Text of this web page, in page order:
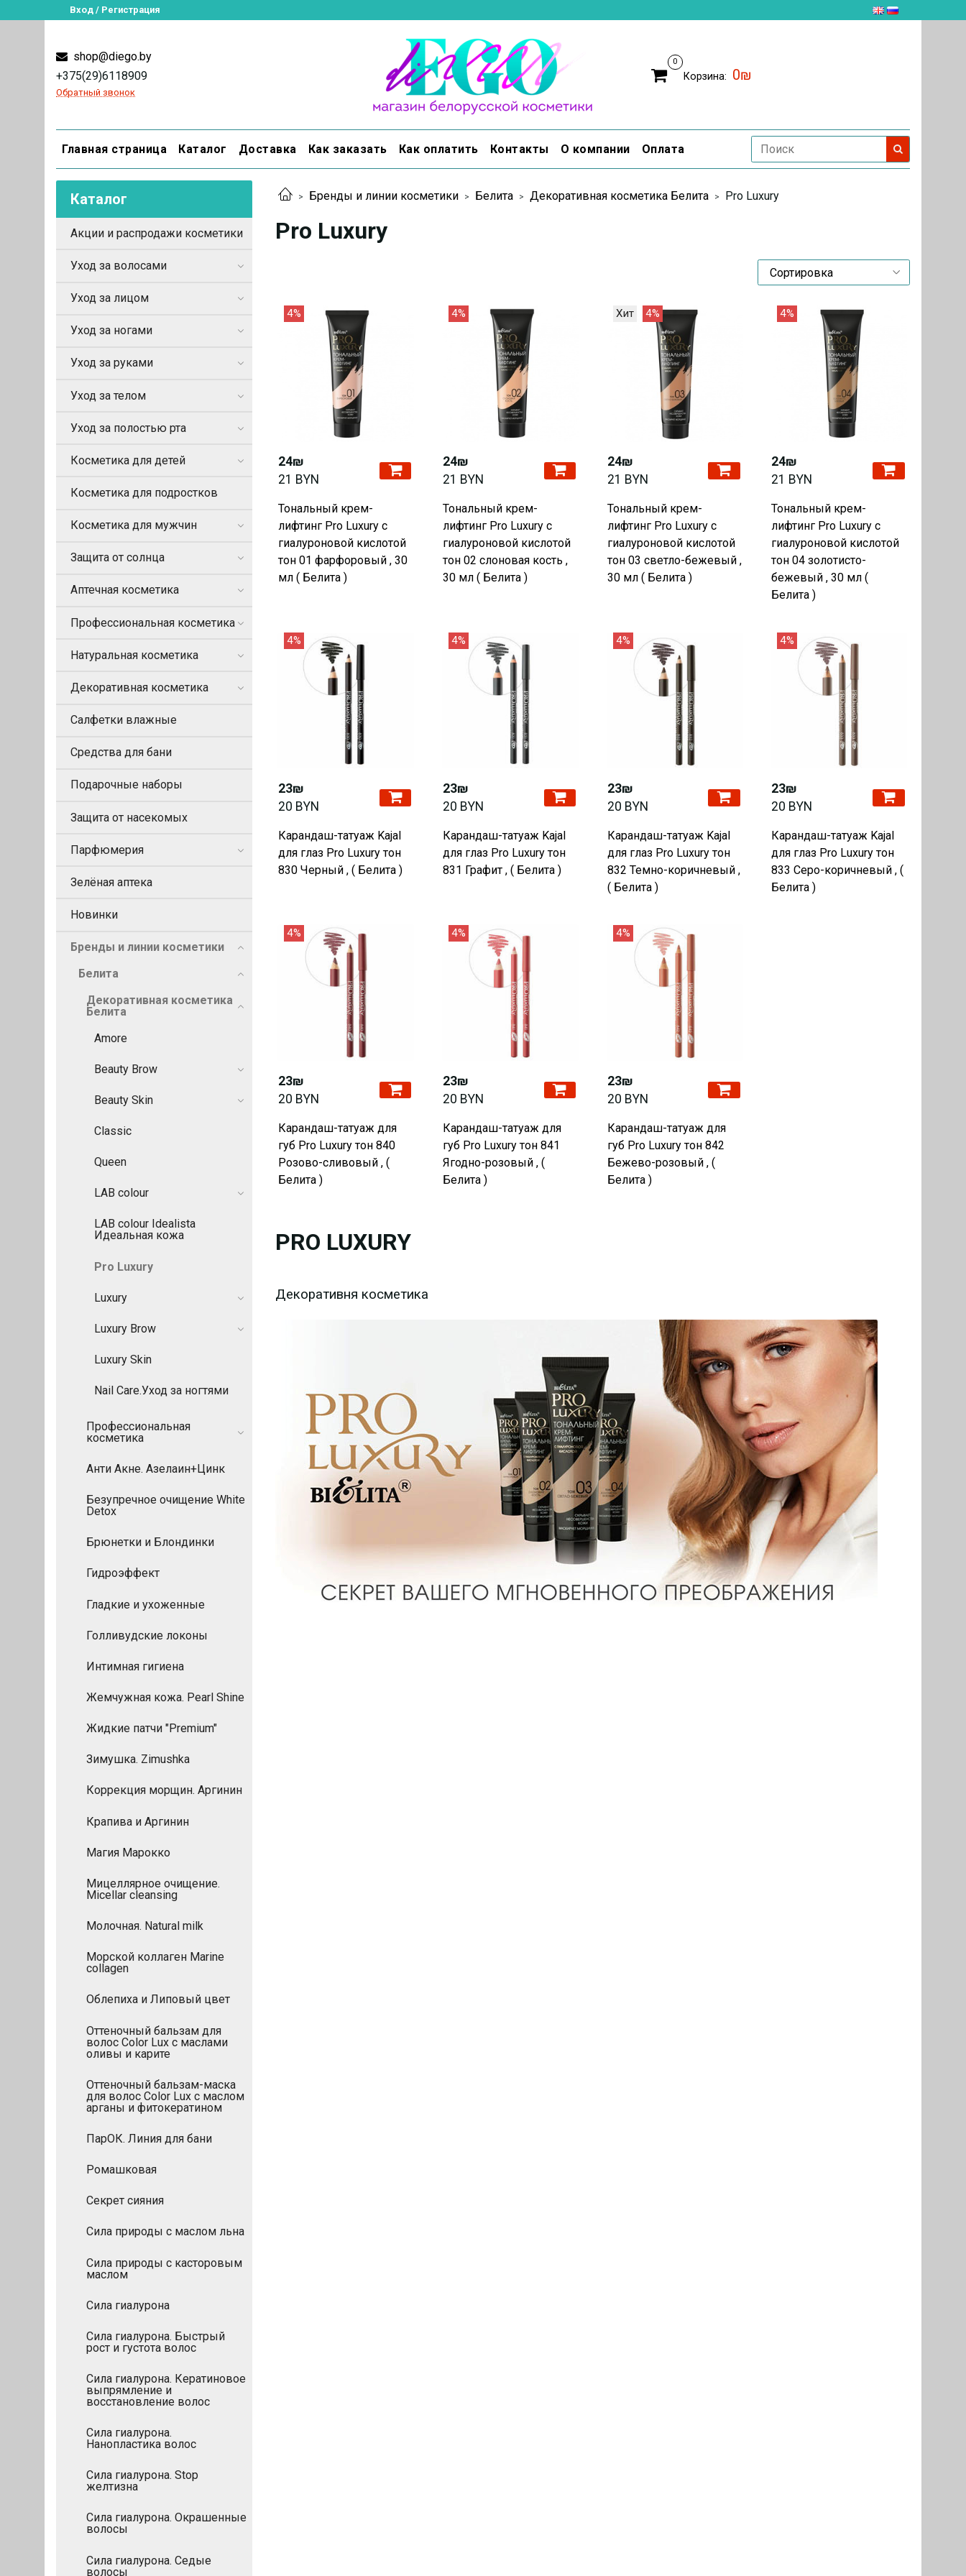
Вход / Регистрация
shop@diego.by
+375(29)6118909
Обратный звонок
0
Корзина: 0₪
Главная страница Каталог Доставка Как заказать Как оплатить Контакты О компании Оплата
Бренды и линии косметики Белита Декоративная косметика Белита Pro Luxury
Pro Luxury
4%
24₪
21 BYN
Тональный крем-
лифтинг Pro Luxury с
гиалуроновой кислотой
тон 01 фарфоровый , 30
мл ( Белита )
4%
24₪
21 BYN
Тональный крем-
лифтинг Pro Luxury с
гиалуроновой кислотой
тон 02 слоновая кость ,
30 мл ( Белита )
Хит 4%
24₪
21 BYN
Тональный крем-
лифтинг Pro Luxury с
гиалуроновой кислотой
тон 03 светло-бежевый ,
30 мл ( Белита )
4%
24₪
21 BYN
Тональный крем-
лифтинг Pro Luxury с
гиалуроновой кислотой
тон 04 золотисто-
бежевый , 30 мл (
Белита )
4%
23₪
20 BYN
Карандаш-татуаж Kajal
для глаз Pro Luxury тон
830 Черный , ( Белита )
4%
23₪
20 BYN
Карандаш-татуаж Kajal
для глаз Pro Luxury тон
831 Графит , ( Белита )
4%
23₪
20 BYN
Карандаш-татуаж Kajal
для глаз Pro Luxury тон
832 Темно-коричневый ,
( Белита )
4%
23₪
20 BYN
Карандаш-татуаж Kajal
для глаз Pro Luxury тон
833 Серо-коричневый , (
Белита )
4%
23₪
20 BYN
Карандаш-татуаж для
губ Pro Luxury тон 840
Розово-сливовый , (
Белита )
4%
23₪
20 BYN
Карандаш-татуаж для
губ Pro Luxury тон 841
Ягодно-розовый , (
Белита )
4%
23₪
20 BYN
Карандаш-татуаж для
губ Pro Luxury тон 842
Бежево-розовый , (
Белита )
PRO LUXURY
Декоративня косметика
Каталог
Акции и распродажи косметики
Уход за волосами
Уход за лицом
Уход за ногами
Уход за руками
Уход за телом
Уход за полостью рта
Косметика для детей
Косметика для подростков
Косметика для мужчин
Защита от солнца
Аптечная косметика
Профессиональная косметика
Натуральная косметика
Декоративная косметика
Салфетки влажные
Средства для бани
Подарочные наборы
Защита от насекомых
Парфюмерия
Зелёная аптека
Новинки
Бренды и линии косметики
Белита
Декоративная косметика
Белита
Amore
Beauty Brow
Beauty Skin
Classic
Queen
LAB colour
LAB colour Idealista
Идеальная кожа
Pro Luxury
Luxury
Luxury Brow
Luxury Skin
Nail Care.Уход за ногтями
Профессиональная
косметика
Анти Акне. Азелаин+Цинк
Безупречное очищение White
Detox
Брюнетки и Блондинки
Гидроэффект
Гладкие и ухоженные
Голливудские локоны
Интимная гигиена
Жемчужная кожа. Pearl Shine
Жидкие патчи "Premium"
Зимушка. Zimushka
Коррекция морщин. Аргинин
Крапива и Аргинин
Магия Марокко
Мицеллярное очищение.
Micellar cleansing
Молочная. Natural milk
Морской коллаген Мarine
collagen
Облепиха и Липовый цвет
Оттеночный бальзам для
волос Color Lux с маслами
оливы и карите
Оттеночный бальзам-маска
для волос Color Lux с маслом
арганы и фитокератином
ПарОК. Линия для бани
Ромашковая
Секрет сияния
Сила природы с маслом льна
Сила природы с касторовым
маслом
Сила гиалурона
Сила гиалурона. Быстрый
рост и густота волос
Сила гиалурона. Кератиновое
выпрямление и
восстановление волос
Сила гиалурона.
Нанопластика волос
Сила гиалурона. Stop
желтизна
Сила гиалурона. Окрашенные
волосы
Сила гиалурона. Седые
волосы